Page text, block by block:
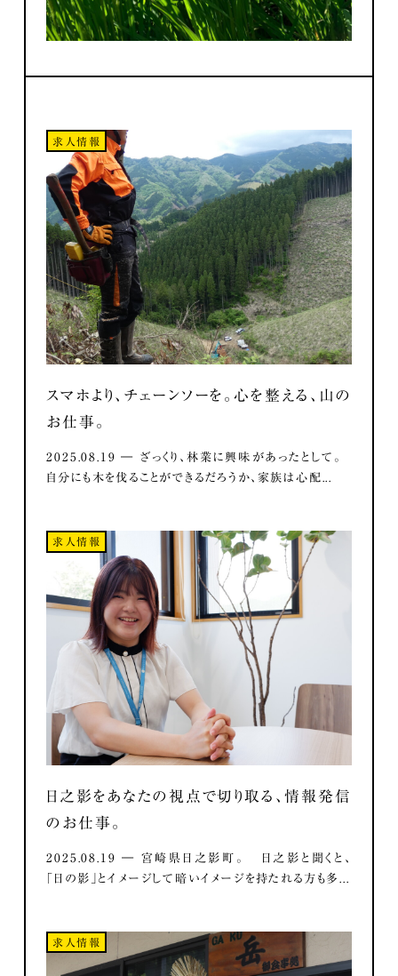
求人情報
スマホより、チェーンソーを。心を整える、山の
お仕事。
2025.08.19 ― ざっくり、林業に興味があったとして。
自分にも木を伐ることができるだろうか、家族は心配...
求人情報
日之影をあなたの視点で切り取る、情報発信
のお仕事。
2025.08.19 ― 宮崎県日之影町。 日之影と聞くと、
「日の影」とイメージして暗いイメージを持たれる方も多...
求人情報